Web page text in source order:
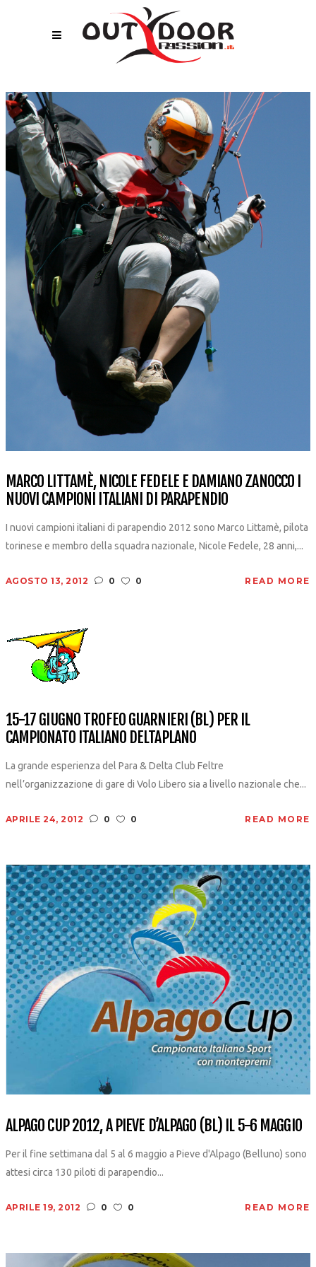
MARCO LITTAMÈ, NICOLE FEDELE E DAMIANO ZANOCCO I
NUOVI CAMPIONI ITALIANI DI PARAPENDIO
I nuovi campioni italiani di parapendio 2012 sono Marco Littamè, pilota
torinese e membro della squadra nazionale, Nicole Fedele, 28 anni,...
AGOSTO 13, 2012 0 0 READ MORE
15-17 GIUGNO TROFEO GUARNIERI (BL) PER IL
CAMPIONATO ITALIANO DELTAPLANO
La grande esperienza del Para & Delta Club Feltre
nell’organizzazione di gare di Volo Libero sia a livello nazionale che...
APRILE 24, 2012 0 0 READ MORE
ALPAGO CUP 2012, A PIEVE D’ALPAGO (BL) IL 5-6 MAGGIO
Per il fine settimana dal 5 al 6 maggio a Pieve d'Alpago (Belluno) sono
attesi circa 130 piloti di parapendio...
APRILE 19, 2012 0 0 READ MORE